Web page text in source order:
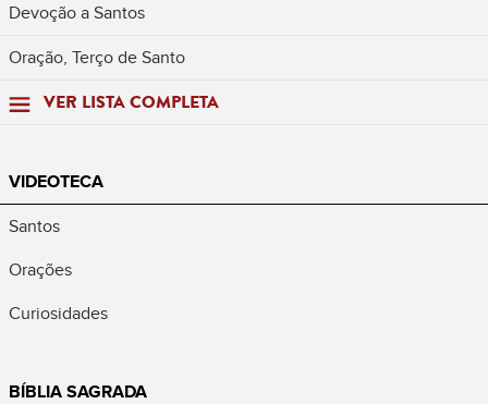
Devoção a Santos
Oração, Terço de Santo
VER LISTA COMPLETA
VIDEOTECA
Santos
Orações
Curiosidades
BÍBLIA SAGRADA